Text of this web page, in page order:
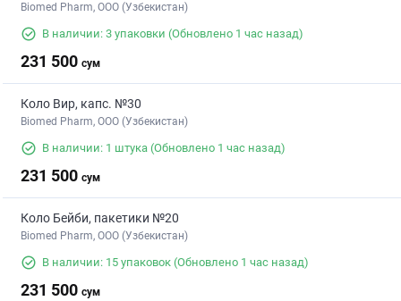
Biomed Pharm, OOO (Узбекистан)
В наличии: 3 упаковки (Обновлено 1 час назад)
231 500 сум
Коло Вир, капс. №30
Biomed Pharm, OOO (Узбекистан)
В наличии: 1 штука (Обновлено 1 час назад)
231 500 сум
Коло Бейби, пакетики №20
Biomed Pharm, OOO (Узбекистан)
В наличии: 15 упаковок (Обновлено 1 час назад)
231 500 сум